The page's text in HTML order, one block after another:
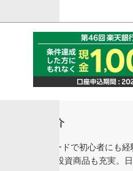
いてのご紹介
ライントレードで初心者にも
グローバル投資商品も充実。